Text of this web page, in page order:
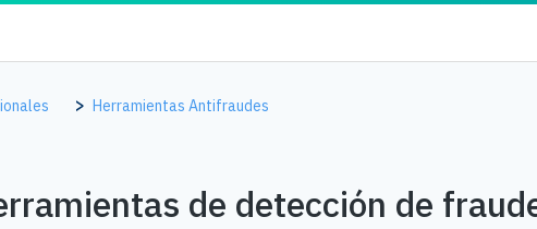
Herramientas Antifraudes
de detección de